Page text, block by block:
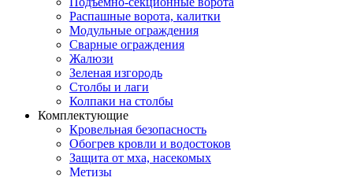
Распашные ворота, калитки
Модульные ограждения
Сварные ограждения
Жалюзи
Зеленая изгородь
Столбы и лаги
Колпаки на столбы
Комплектующие
Кровельная безопасность
Обогрев кровли и водостоков
Защита от мха, насекомых
Метизы